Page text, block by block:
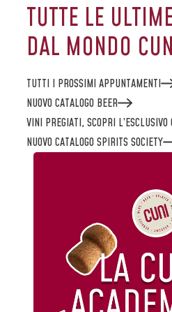
TUTTE LE
DAL MONDO
TUTTI I PROSSIMI APPUNTAMENTI
NUOVO CATALOGO BEER
VINI PREGIATI, SCOPRI L’ESCLUSIVO
NUOVO CATALOGO SPIRITS SOCIETY